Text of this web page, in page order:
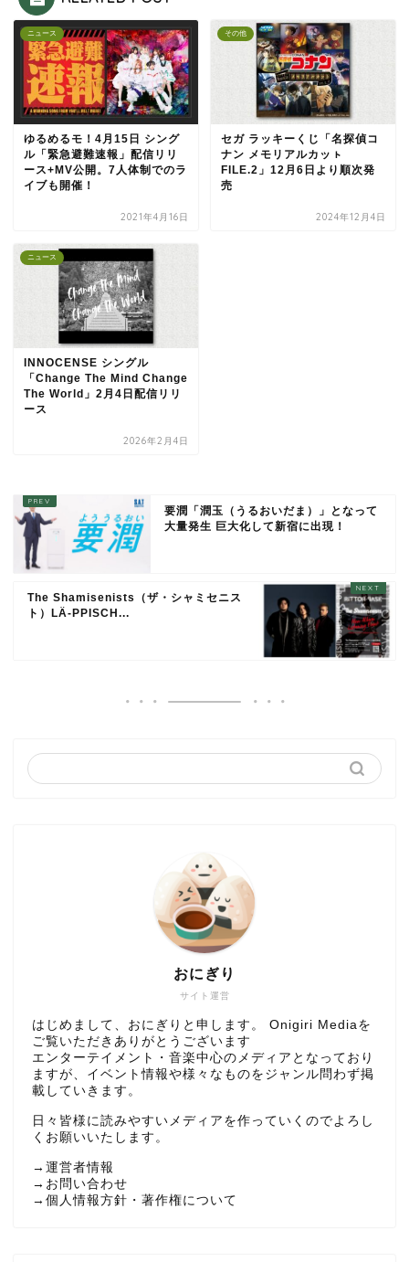
ニュース
ゆるめるモ！4月15日 シング
ル「緊急避難速報」配信リリ
ース+MV公開。7人体制でのラ
イブも開催！
2021年4月16日
その他
セガ ラッキーくじ「名探偵コ
ナン メモリアルカッㇳ
FILE.2」12月6日より順次発
売
2024年12月4日
ニュース
INNOCENSE シングル
「Change The Mind Change
The World」2月4日配信リリ
ース
2026年2月4日
要潤「潤玉（うるおいだま）」となって
大量発生 巨大化して新宿に出現！
The Shamisenists（ザ・シャミセニス
ト）LÄ-PPISCH...
サイト運営
おにぎり
はじめまして、おにぎりと申します。 Onigiri Mediaを
ご覧いただきありがとうございます
エンターテイメント・音楽中心のメディアとなっており
ますが、イベント情報や様々なものをジャンル問わず掲
載していきます。
日々皆様に読みやすいメディアを作っていくのでよろし
くお願いいたします。
→ 運営者情報
→ お問い合わせ
→ 個人情報方針・著作権について